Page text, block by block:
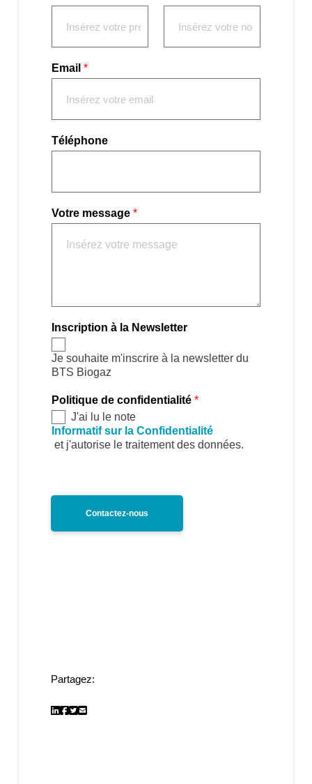
Email *
Téléphone
Votre message *
Inscription à la Newsletter
Je souhaite m'inscrire à la newsletter du
BTS Biogaz
Politique de confidentialité *
J'ai lu le note
Informatif sur la Confidentialité
et j'autorise le traitement des données.
Contactez-nous
Partagez: